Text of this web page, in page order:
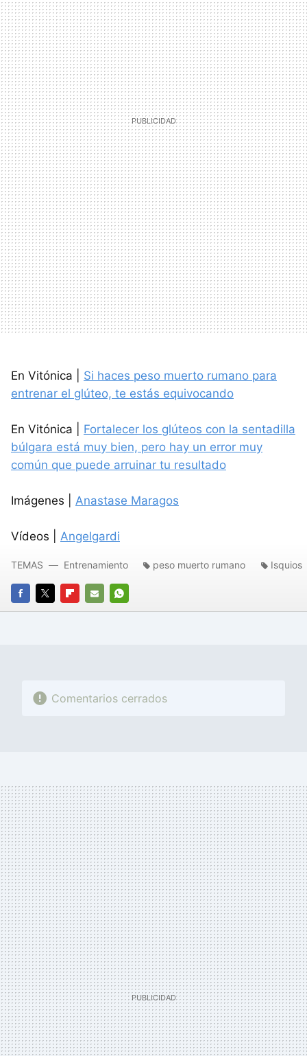
En Vitónica | Si haces peso muerto rumano para
entrenar el glúteo, te estás equivocando
En Vitónica | Fortalecer los glúteos con la sentadilla
búlgara está muy bien, pero hay un error muy
común que puede arruinar tu resultado
Imágenes | Anastase Maragos
Vídeos | Angelgardi
FACEBOOK
TWITTERFLIPBOARD
E-
WHATSAPP
TEMAS Entrenamiento peso muerto rumano Isquios
Comentarios cerrados